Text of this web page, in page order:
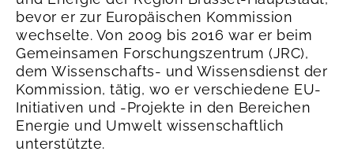
bevor er zur Europäischen Kommission
wechselte. Von 2009 bis 2016 war er beim
Gemeinsamen Forschungszentrum (JRC),
dem Wissenschafts- und Wissensdienst der
Kommission, tätig, wo er verschiedene EU-
Initiativen und -Projekte in den Bereichen
Energie und Umwelt wissenschaftlich
unterstützte.